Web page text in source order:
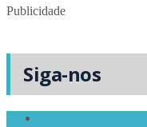
Publicidade
Siga-nos